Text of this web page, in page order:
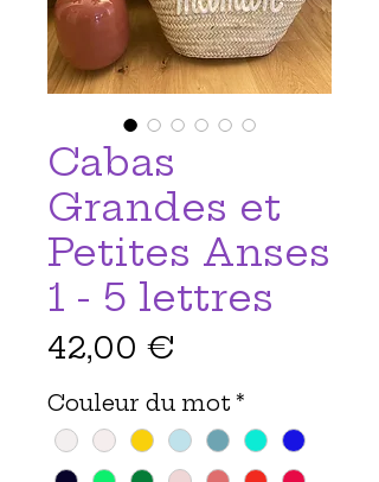
Cabas
Grandes et
Petites Anses
1 - 5 lettres
42,00 €
Couleur du mot *